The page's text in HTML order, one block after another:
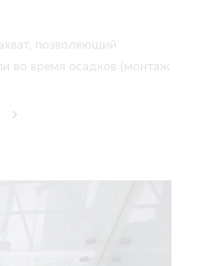
позволяющий
во время осадков (монтаж